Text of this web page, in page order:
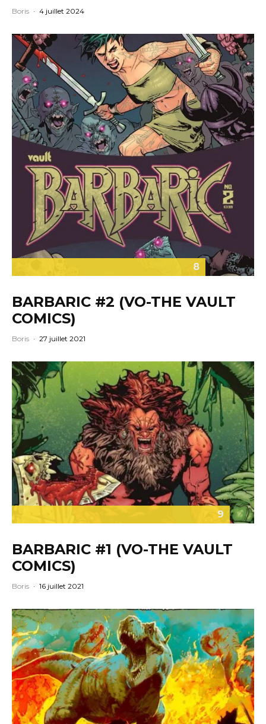
Boris · 4 juillet 2024
8
BARBARIC #2 (VO-THE VAULT
COMICS)
Boris · 27 juillet 2021
9
BARBARIC #1 (VO-THE VAULT
COMICS)
Boris · 16 juillet 2021